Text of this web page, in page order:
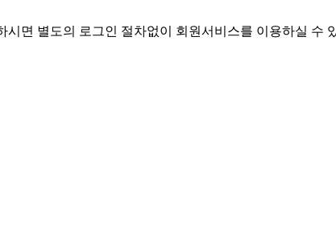
시면 별도의 로그인 절차없이 회원서비스를 이용하실 수